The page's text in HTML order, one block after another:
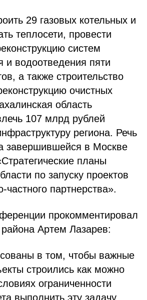
29 газовых котельных и
теплосети, провести
систем
и водоотведения пяти
а также строительство
очистных
область
107 млрд рублей
региона. Речь
завершившейся в Москве
планы
по запуску проектов
частного партнерства».
прокомментировал
Артем Лазарев:
в том, чтобы важные
строились как можно
ограниченности
выполнить эту задачу